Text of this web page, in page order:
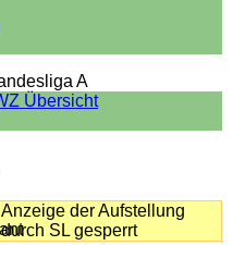
A
Übersicht
Anzeige der Aufstellung
durch SL gesperrt